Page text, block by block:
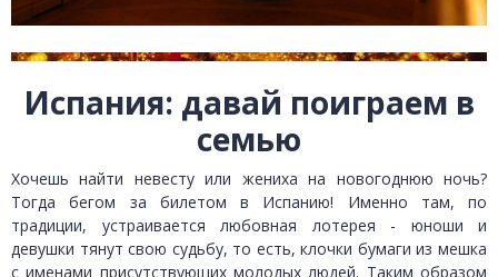
Испания: давай поиграем в
семью
Хочешь найти невесту или жениха на новогоднюю ночь?
Тогда бегом за билетом в Испанию! Именно там, по
традиции, устраивается любовная лотерея - юноши и
девушки тянут свою судьбу, то есть, клочки бумаги из мешка
с именами присутствующих молодых людей. Таким образом